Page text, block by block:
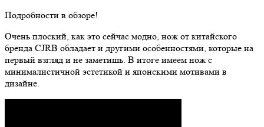
Подробности в обзоре!
Очень плоский, как это сейчас модно, нож от китайского
бренда CJRB обладает и другими особенностями, которые на
первый взгляд и не заметишь. В итоге имеем нож с
минималистичной эстетикой и японскими мотивами в
дизайне.